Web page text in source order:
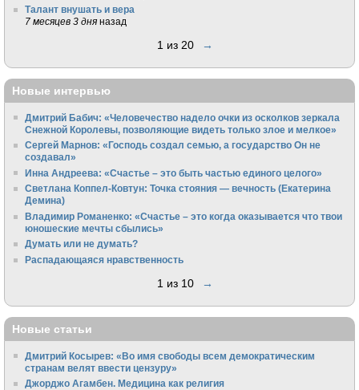
Талант внушать и вера
7 месяцев 3 дня назад
1 из 20 →
Новые интервью
Дмитрий Бабич: «Человечество надело очки из осколков зеркала
Снежной Королевы, позволяющие видеть только злое и мелкое»
Сергей Марнов: «Господь создал семью, а государство Он не
создавал»
Инна Андреева: «Счастье – это быть частью единого целого»
Светлана Коппел-Ковтун: Точка стояния — вечность (Екатерина
Демина)
Владимир Романенко: «Счастье – это когда оказывается что твои
юношеские мечты сбылись»
Думать или не думать?
Распадающаяся нравственность
1 из 10 →
Новые статьи
Дмитрий Косырев: «Во имя свободы всем демократическим
странам велят ввести цензуру»
Джорджо Агамбен. Медицина как религия